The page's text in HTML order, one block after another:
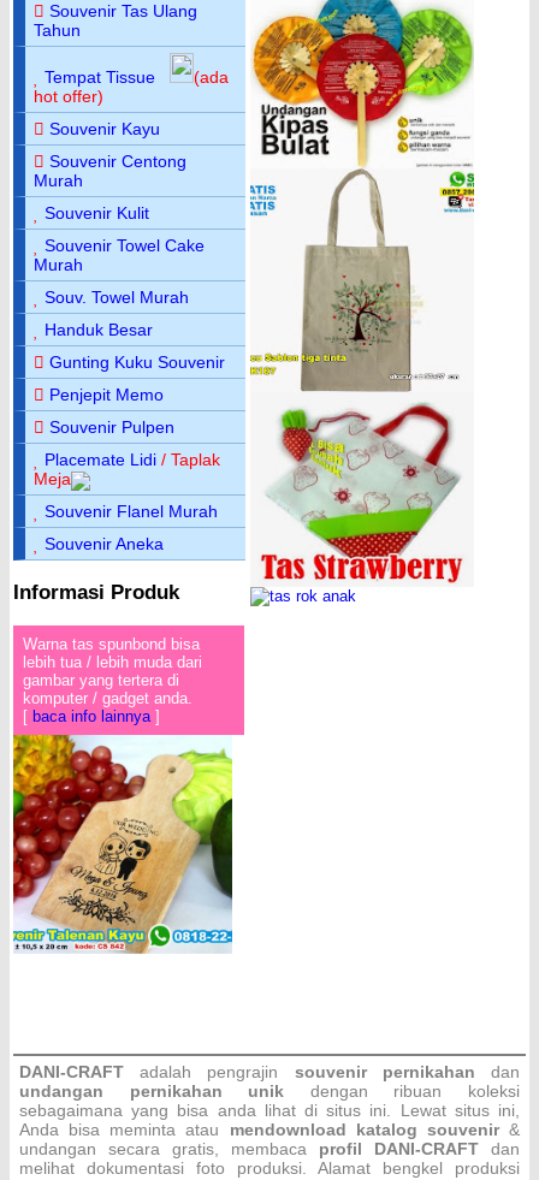
Souvenir Tas Ulang
Tahun
Tempat Tissue
(ada
hot offer)
Souvenir Kayu
Souvenir Centong
Murah
Souvenir Kulit
Souvenir Towel Cake
Murah
Souv. Towel Murah
Handuk Besar
Gunting Kuku Souvenir
Penjepit Memo
Souvenir Pulpen
Placemate Lidi / Taplak
Meja
Souvenir Flanel Murah
Souvenir Aneka
Informasi Produk
Warna tas spunbond bisa
lebih tua / lebih muda dari
gambar yang tertera di
komputer / gadget anda.
[ baca info lainnya]
DANI-CRAFTadalah pengrajin souvenir pernikahandan
undangan pernikahan unik dengan ribuan koleksi
sebagaimana yang bisa anda lihat di situs ini. Lewat situs ini,
Anda bisa meminta atau mendownload katalog souvenir&
undangan secara gratis, membaca profil DANI-CRAFT dan
melihat dokumentasi foto produksi. Alamat bengkel produksi